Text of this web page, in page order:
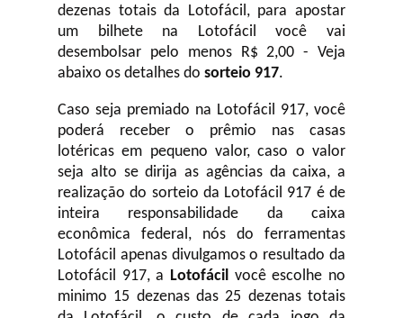
dezenas totais da Lotofácil, para apostar
um bilhete na Lotofácil você vai
desembolsar pelo menos R$ 2,00 - Veja
abaixo os detalhes do sorteio 917.
Caso seja premiado na Lotofácil 917, você
poderá receber o prêmio nas casas
lotéricas em pequeno valor, caso o valor
seja alto se dirija as agências da caixa, a
realização do sorteio da Lotofácil 917 é de
inteira responsabilidade da caixa
econômica federal, nós do ferramentas
Lotofácil apenas divulgamos o resultado da
Lotofácil 917, a Lotofácil você escolhe no
minimo 15 dezenas das 25 dezenas totais